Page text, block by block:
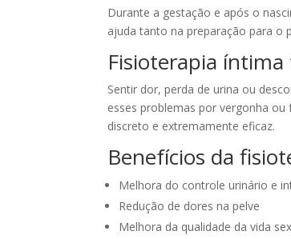
Durante a gestação e após o
ajuda tanto na preparação para o
Fisioterapia
Sentir dor, perda de urina ou
esses problemas por vergonha
discreto e extremamente eficaz.
Benefícios da
Melhora do controle urinário e
Redução de dores na pelve
Melhora da qualidade da vida